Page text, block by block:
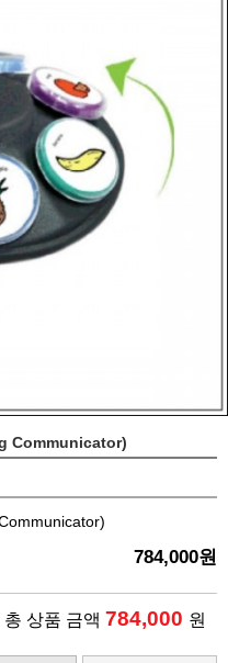
Communicator)
784,000원
총 상품 금액 784,000 원